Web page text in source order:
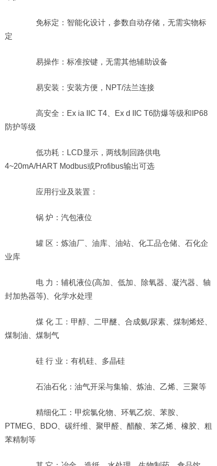
免标定：智能化设计，参数自动存储，无需实物标
定
易操作：标准按键，无需其他辅助设备
易安装：安装方便，NPT/法兰连接
高安全：Ex ia IIC T4、Ex d IIC T6防爆等级和IP68
防护等级
低功耗：LCD显示，两线制回路供电
4~20mA/HART Modbus或Profibus输出可选
应用行业及装置：
锅 炉：汽包液位
罐 区：炼油厂、油库、油站、化工品仓储、石化企
业库
电 力：辅机液位(高加、低加、除氧器、凝汽器、轴
封加热器等)、化学水处理
煤 化 工：甲醇、二甲醚、合成氨/尿素、煤制烯烃、
煤制油、煤制气
硅 行 业：有机硅、多晶硅
石油石化：油气开采与集输、炼油、乙烯、三聚等
精细化工：甲烷氯化物、环氧乙烷、苯胺、
PTMEG、BDO、碳纤维、聚甲醛、醋酸、苯乙烯、橡胶、粗
苯精制等